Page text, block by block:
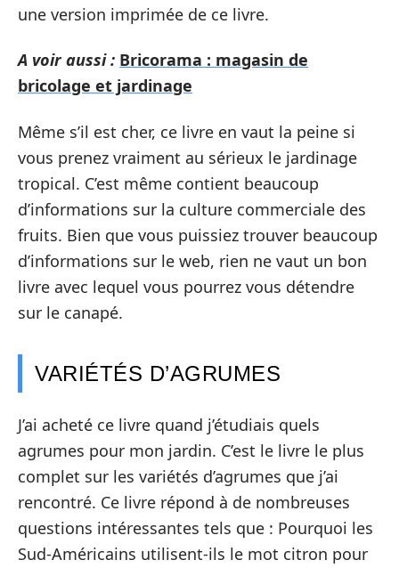
une version imprimée de ce livre.
A voir aussi : Bricorama : magasin de
bricolage et jardinage
Même s’il est cher, ce livre en vaut la peine si
vous prenez vraiment au sérieux le jardinage
tropical. C’est même contient beaucoup
d’informations sur la culture commerciale des
fruits. Bien que vous puissiez trouver beaucoup
d’informations sur le web, rien ne vaut un bon
livre avec lequel vous pourrez vous détendre
sur le canapé.
VARIÉTÉS D’AGRUMES
J’ai acheté ce livre quand j’étudiais quels
agrumes pour mon jardin. C’est le livre le plus
complet sur les variétés d’agrumes que j’ai
rencontré. Ce livre répond à de nombreuses
questions intéressantes tels que : Pourquoi les
Sud-Américains utilisent-ils le mot citron pour